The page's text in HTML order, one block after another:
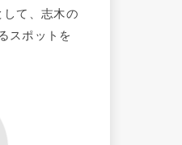
て、志木の
スポットを